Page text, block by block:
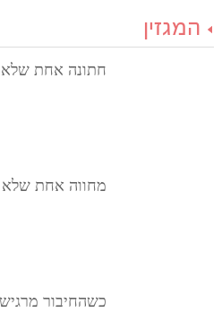
המגזין
חתונה אחת שלא
מחווה אחת שלא
כשהחיבור